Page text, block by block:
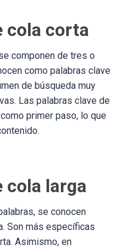
cola corta
componen de tres o
como palabras clave
de búsqueda muy
Las palabras clave de
primer paso, lo que
cola larga
se conocen
Son más específicas
Asimismo, en